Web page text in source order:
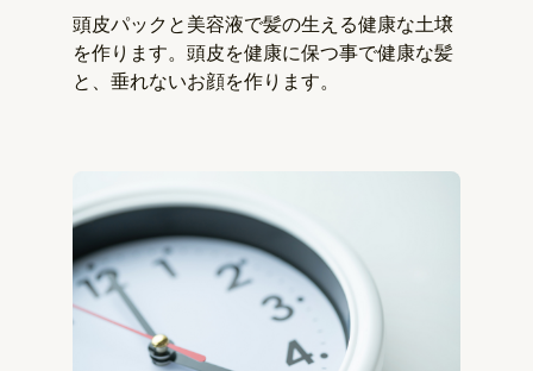
頭皮パックと美容液で髪の生える健康な土壌
を作ります。頭皮を健康に保つ事で健康な髪
と、垂れないお顔を作ります。